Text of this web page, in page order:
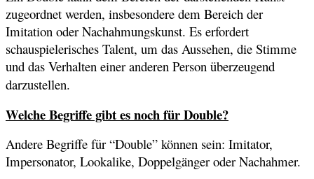
zugeordnet werden, insbesondere dem Bereich der
Imitation oder Nachahmungskunst. Es erfordert
schauspielerisches Talent, um das Aussehen, die Stimme
und das Verhalten einer anderen Person überzeugend
darzustellen.
Welche Begriffe gibt es noch für Double?
Andere Begriffe für “Double” können sein: Imitator,
Impersonator, Lookalike, Doppelgänger oder Nachahmer.